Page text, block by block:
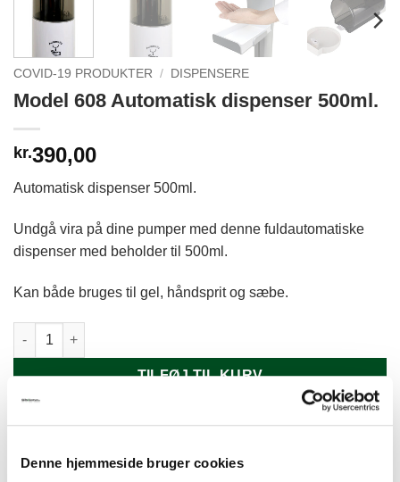
Denne hjemmeside bruger cookies
COVID-19 PRODUKTER / DISPENSERE
Model 608 Automatisk dispenser 500ml.
kr.390,00
Automatisk dispenser 500ml.
Undgå vira på dine pumper med denne fuldautomatiske
dispenser med beholder til 500ml.
Kan både bruges til gel, håndsprit og sæbe.
Model 608 Automatisk dispenser 500ml. antal
TILFØJ TIL KURV